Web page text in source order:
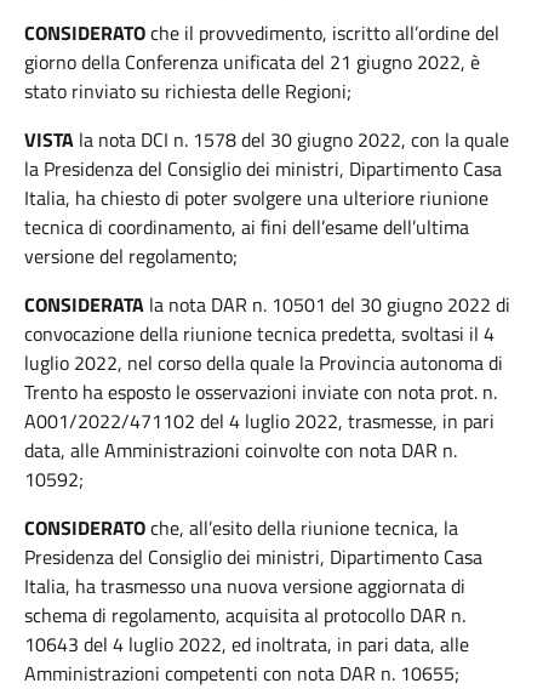
CONSIDERATOche il provvedimento, iscritto all’ordine del
giorno della Conferenza unificata del 21 giugno 2022, è
stato rinviato su richiesta delle Regioni;
VISTA la nota DCI n. 1578 del 30 giugno 2022, con la quale
la Presidenza del Consiglio dei ministri, Dipartimento Casa
Italia, ha chiesto di poter svolgere una ulteriore riunione
tecnica di coordinamento, ai fini dell’esame dell’ultima
versione del regolamento;
CONSIDERATA la nota DAR n. 10501 del 30 giugno 2022 di
convocazione della riunione tecnica predetta, svoltasi il 4
luglio 2022, nel corso della quale la Provincia autonoma di
Trento ha esposto le osservazioni inviate con nota prot. n.
A001/2022/471102 del 4 luglio 2022, trasmesse, in pari
data, alle Amministrazioni coinvolte con nota DAR n.
10592;
CONSIDERATOche, all’esito della riunione tecnica, la
Presidenza del Consiglio dei ministri, Dipartimento Casa
Italia, ha trasmesso una nuova versione aggiornata di
schema di regolamento, acquisita al protocollo DAR n.
10643 del 4 luglio 2022, ed inoltrata, in pari data, alle
Amministrazioni competenti con nota DAR n. 10655;